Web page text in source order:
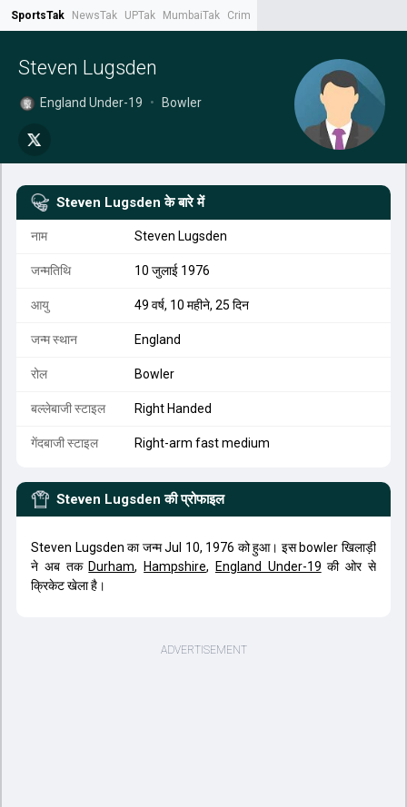
SportsTak NewsTak UPTak MumbaiTak CrimeTak
Steven Lugsden
England Under-19 • Bowler
Steven Lugsden के बारे में
नाम Steven Lugsden
जन्मतिथि 10 जुलाई 1976
आयु 49 वर्ष, 10 महीने, 25 दिन
जन्म स्थान England
रोल Bowler
बल्लेबाजी स्टाइल Right Handed
गेंदबाजी स्टाइल Right-arm fast medium
Steven Lugsden की प्रोफाइल
Steven Lugsden का जन्म Jul 10, 1976 को हुआ। इस bowler खिलाड़ी
ने अब तक Durham, Hampshire, England Under-19 की ओर से
क्रिकेट खेला है।